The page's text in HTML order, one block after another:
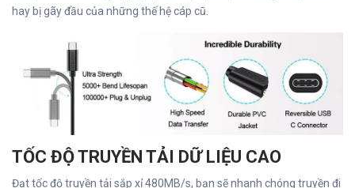
hay bị gãy đầu của những thế hệ cáp cũ.
TỐC ĐỘ TRUYỀN TẢI DỮ LIỆU CAO
Đạt tốc độ truyền tải sắp xỉ 480MB/s, bạn sẽ nhanh chóng truyền đi